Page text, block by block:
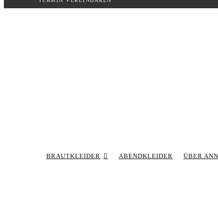
Inhalt
BRAUTKLEIDER ABENDKLEIDER ÜBER